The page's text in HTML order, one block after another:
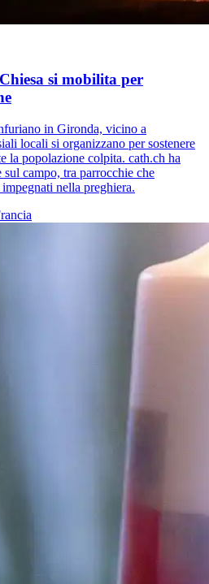
si mobilita per
in Gironda, vicino a
locali si organizzano per sostenere
la popolazione colpita. cath.ch ha
campo, tra parrocchie che
nella preghiera.